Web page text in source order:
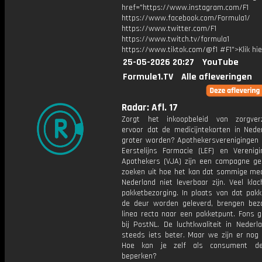
href="https://www.instagram.com/F1
https://www.facebook.com/Formula1/
https://www.twitter.com/F1
https://www.twitch.tv/formula1
https://www.tiktok.com/@f1 #F1">Klik
25-05-2026 20:27
YouTube
Formule1.TV
Alle afleveringen
Radar: Afl. 17
Zorgt het inkoopbeleid van
ervoor dat de medicijntekorten in
groter worden? Apothekersverenigingen
Eerstelijns Farmacie (LEF) en
Apothekers (VJA) zijn een campagne
zoeken uit hoe het kan dat sommige
Nederland niet leverbaar zijn. Veel
pakketbezorging. In plaats van dat
de deur worden geleverd, brengen
linea recta naar een pakketpunt. Fons
bij PostNL. De luchtkwaliteit in
steeds iets beter. Maar we zijn er nog
Hoe kan je zelf als consument
beperken?